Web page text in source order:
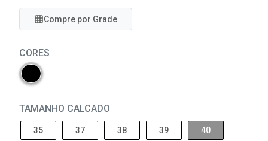
Compre por Grade
CORES
TAMANHO CALCADO
35 37 38 39 40